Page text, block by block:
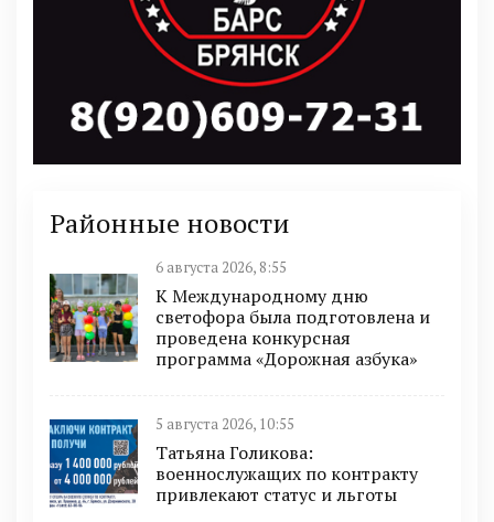
Районные новости
6 августа 2026, 8:55
К Международному дню
светофора была подготовлена и
проведена конкурсная
программа «Дорожная азбука»
5 августа 2026, 10:55
Татьяна Голикова:
военнослужащих по контракту
привлекают статус и льготы